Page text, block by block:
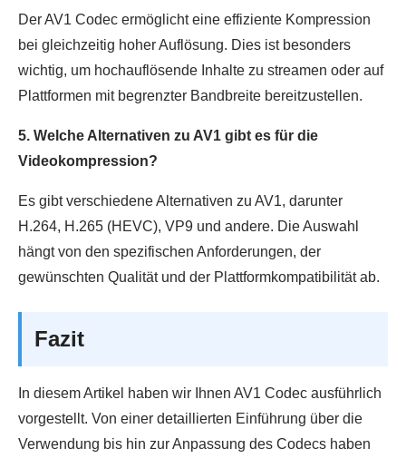
Der AV1 Codec ermöglicht eine effiziente Kompression
bei gleichzeitig hoher Auflösung. Dies ist besonders
wichtig, um hochauflösende Inhalte zu streamen oder auf
Plattformen mit begrenzter Bandbreite bereitzustellen.
5. Welche Alternativen zu AV1 gibt es für die
Videokompression?
Es gibt verschiedene Alternativen zu AV1, darunter
H.264, H.265 (HEVC), VP9 und andere. Die Auswahl
hängt von den spezifischen Anforderungen, der
gewünschten Qualität und der Plattformkompatibilität ab.
Fazit
In diesem Artikel haben wir Ihnen AV1 Codec ausführlich
vorgestellt. Von einer detaillierten Einführung über die
Verwendung bis hin zur Anpassung des Codecs haben